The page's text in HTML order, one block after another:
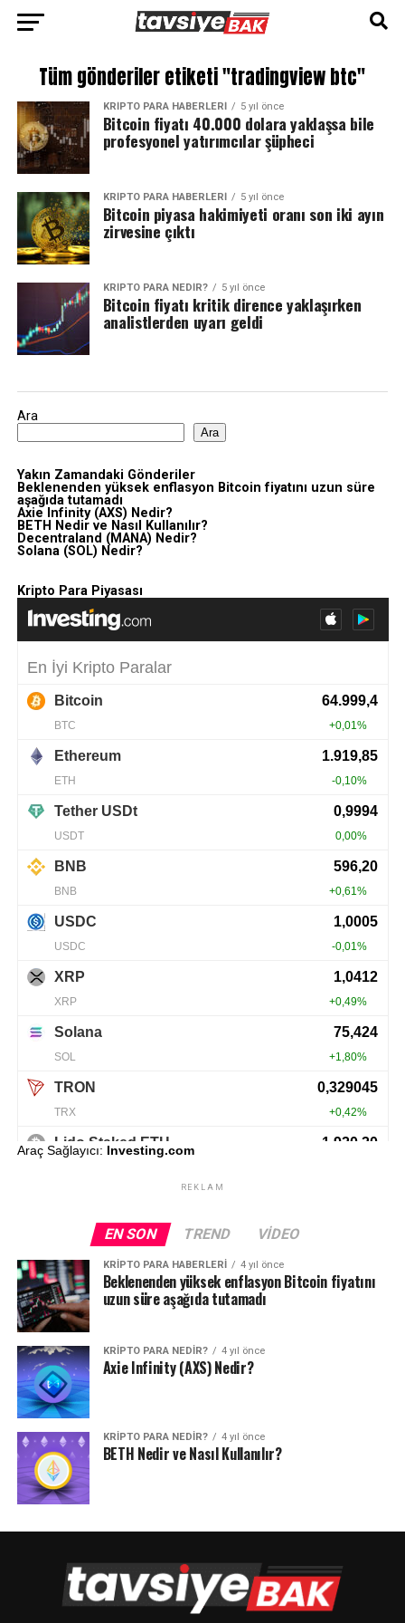
Tüm gönderiler etiketi "tradingview btc"
KRIPTO PARA HABERLERI 5 yıl önce
Bitcoin fiyatı 40.000 dolara yaklaşsa bile
profesyonel yatırımcılar şüpheci
KRIPTO PARA HABERLERI 5 yıl önce
Bitcoin piyasa hakimiyeti oranı son iki ayın
zirvesine çıktı
KRIPTO PARA NEDIR? 5 yıl önce
Bitcoin fiyatı kritik dirence yaklaşırken
analistlerden uyarı geldi
Ara
Ara
Yakın Zamandaki Gönderiler
Beklenenden yüksek enflasyon Bitcoin fiyatını uzun süre
aşağıda tutamadı
Axie Infinity (AXS) Nedir?
BETH Nedir ve Nasıl Kullanılır?
Decentraland (MANA) Nedir?
Solana (SOL) Nedir?
Kripto Para Piyasası
Araç Sağlayıcı: Investing.com
REKLAM
EN SON TREND VIDEO
KRIPTO PARA HABERLERI 4 yıl önce
Beklenenden yüksek enflasyon Bitcoin fiyatını
uzun süre aşağıda tutamadı
KRIPTO PARA NEDIR? 4 yıl önce
Axie Infinity (AXS) Nedir?
KRIPTO PARA NEDIR? 4 yıl önce
BETH Nedir ve Nasıl Kullanılır?